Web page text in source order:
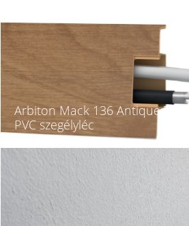
Arbiton Mack 136 Antique
PVC szegélyléc